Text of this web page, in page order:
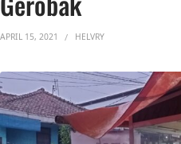
APRIL 15, 2021 HELVRY